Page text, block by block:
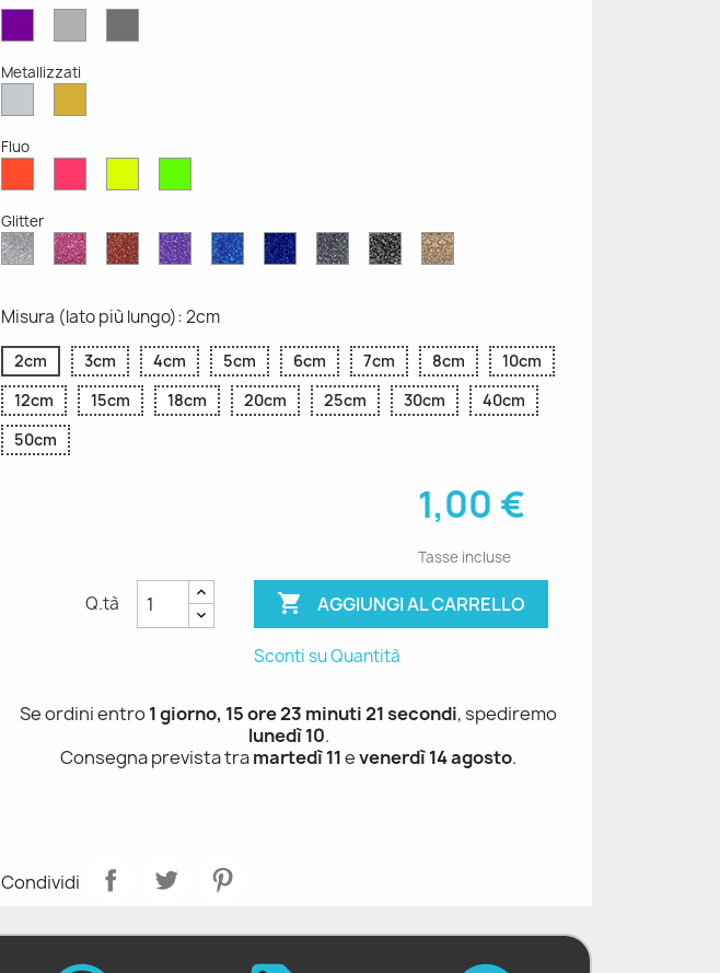
OpacoChiaroScuro
Metallizzati
MetallizzatoMetallizzato
Fluo
Fluo
Fluo
Fluo
Fluo
Glitter
Diamante
Glitter
Rosa
Glitter
Rosso
Glitter
Viola
Glitter
Blu
Zaffiro
Blu
Cobalto
Grigio
Glitter
Nero
Glitter
Oro
Glitter
Misura (lato più lungo): 2cm
2cm 3cm 4cm 5cm 6cm 7cm 8cm
10cm
12cm
15cm 18cm 20cm 25cm 30cm
40cm
50cm
1,00 €
Tasse incluse
Q.tà  AGGIUNGI AL CARRELLO
Sconti su Quantità
Se ordini entro1 giorno, 15 ore 23 minuti 20 secondi, spediremo
lunedì 10.
Consegna prevista tramartedì 11evenerdì 14 agosto.
Condividi